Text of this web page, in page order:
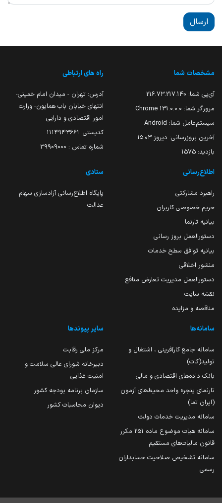
ارسال
مشخصات شما
آی‌پی شما: 216.73.217.140
مرورگر شما: 131.0.0.0 Chrome
سیستم‌عامل شما: Android
آخرین بروزرسانی: دیروز ۱۵:۰۳
بازدید: 1575
راه های ارتباطی
آدرس: تهران - میدان امام خمینی-
انتهای خیابان باب همایون- وزارت
امور اقتصادی و دارایی
کدپستی: ۱۱۱۴۹۴۳۶۶۱
شماره تماس : 39909000
اطلاع‌رسانی
راهبرد مشارکتی
حریم خصوصی کاربران
بیانیه تارنما
دستورالعمل بروز رسانی
بیانیه توافق سطح خدمات
منشور اخلاقی
دستورالعمل مدیریت تعارض منافع
نقشه سایت
مناقصه و مزایده
ستادی
پایگاه اطلاع‌رسانی آزادسازی سهام
عدالت
سامانه‌ها
سامانه جامع کارآفرینی ، اشتغال و
تولید(کات)
بانک داده‌های اقتصادی و مالی
تارنمای پنجره واحد محیط‌های آزمون
(ایران تما)
سامانه مدیریت خدمات دولت
سامانه هیات موضوع ماده 251 مکرر
قانون مالیات‌های مستقیم
سامانه تشخیص صلاحیت حسابداران
رسمی
سایر پیوندها
مرکز ملی رقابت
دبیرخانه شورای عالی سلامت و
امنیت غذایی
سازمان برنامه بودجه کشور
دیوان محاسبات کشور